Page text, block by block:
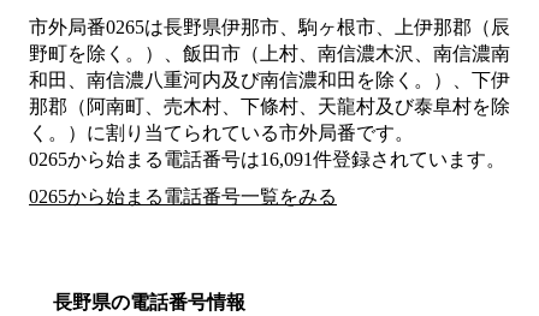
市外局番0265は長野県伊那市、駒ヶ根市、上伊那郡（辰
野町を除く。）、飯田市（上村、南信濃木沢、南信濃南
和田、南信濃八重河内及び南信濃和田を除く。）、下伊
那郡（阿南町、売木村、下條村、天龍村及び泰阜村を除
く。） に割り当てられている市外局番です。
0265から始まる電話番号は16,091件登録されています。
0265から始まる電話番号一覧をみる
長野県の電話番号情報